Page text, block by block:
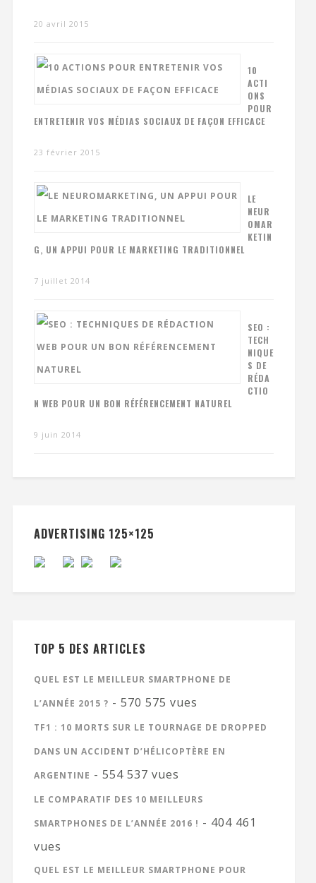
20 avril 2015
10
ACTI
ONS
POUR
ENTRETENIR VOS MÉDIAS SOCIAUX DE FAÇON EFFICACE
23 février 2015
LE
NEUR
OMAR
KETIN
G, UN APPUI POUR LE MARKETING TRADITIONNEL
7 juillet 2014
SEO :
TECH
NIQUE
S DE
RÉDA
CTIO
N WEB POUR UN BON RÉFÉRENCEMENT NATUREL
9 juin 2014
ADVERTISING 125×125
TOP 5 DES ARTICLES
QUEL EST LE MEILLEUR SMARTPHONE DE
L’ANNÉE 2015 ? - 570 575 vues
TF1 : 10 MORTS SUR LE TOURNAGE DE DROPPED
DANS UN ACCIDENT D’HÉLICOPTÈRE EN
ARGENTINE - 554 537 vues
LE COMPARATIF DES 10 MEILLEURS
SMARTPHONES DE L’ANNÉE 2016 ! - 404 461
vues
QUEL EST LE MEILLEUR SMARTPHONE POUR